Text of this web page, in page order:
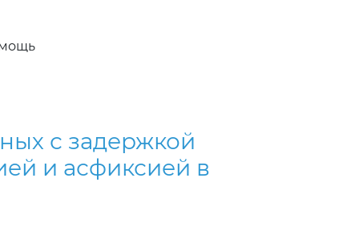
с задержкой
и асфиксией в